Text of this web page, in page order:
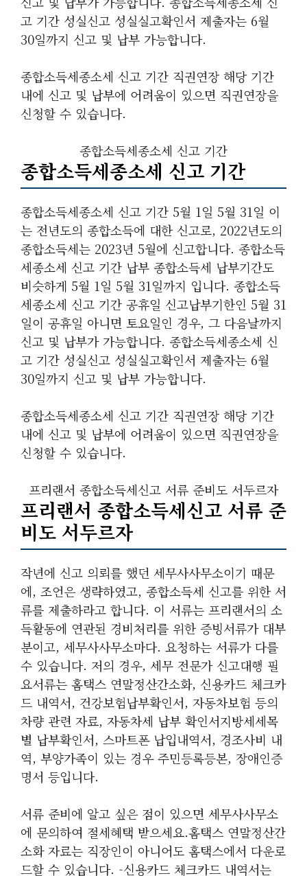
고 기간 성실신고 성실실고확인서 제출자는 6월
30일까지 신고 및 납부 가능합니다.
종합소득세종소세 신고 기간 직권연장 해당 기간
내에 신고 및 납부에 어려움이 있으면 직권연장을
신청할 수 있습니다.
종합소득세종소세 신고 기간
종합소득세종소세 신고 기간
종합소득세종소세 신고 기간 5월 1일 5월 31일 이
는 전년도의 종합소득에 대한 신고로, 2022년도의
종합소득세는 2023년 5월에 신고합니다. 종합소득
세종소세 신고 기간 납부 종합소득세 납부기간도
비슷하게 5월 1일 5월 31일까지 입니다. 종합소득
세종소세 신고 기간 공휴일 신고납부기한인 5월 31
일이 공휴일 아니면 토요일인 경우, 그 다음날까지
신고 및 납부가 가능합니다. 종합소득세종소세 신
고 기간 성실신고 성실실고확인서 제출자는 6월
30일까지 신고 및 납부 가능합니다.
종합소득세종소세 신고 기간 직권연장 해당 기간
내에 신고 및 납부에 어려움이 있으면 직권연장을
신청할 수 있습니다.
프리랜서 종합소득세신고 서류 준비도 서두르자
프리랜서 종합소득세신고 서류 준
비도 서두르자
작년에 신고 의뢰를 했던 세무사사무소이기 때문
에, 조언은 생략하였고, 종합소득세 신고를 위한 서
류를 제출하라고 합니다. 이 서류는 프리랜서의 소
득활동에 연관된 경비처리를 위한 증빙서류가 대부
분이고, 세무사사무소마다. 요청하는 서류가 다를
수 있습니다. 저의 경우, 세무 전문가 신고대행 필
요서류는 홈택스 연말정산간소화, 신용카드 체크카
드 내역서, 건강보험납부확인서, 자동차보험 등의
차량 관련 자료, 자동차세 납부 확인서지방세세목
별 납부확인서, 스마트폰 납입내역서, 경조사비 내
역, 부양가족이 있는 경우 주민등록등본, 장애인증
명서 등입니다.
서류 준비에 알고 싶은 점이 있으면 세무사사무소
에 문의하여 절세혜택 받으세요.홈택스 연말정산간
소화 자료는 직장인이 아니어도 홈택스에서 다운로
드할 수 있습니다. -신용카드 체크카드 내역서는